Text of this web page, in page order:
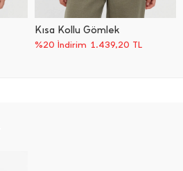
Kısa Kollu Gömlek
%20 İndirim 1.439,20 TL